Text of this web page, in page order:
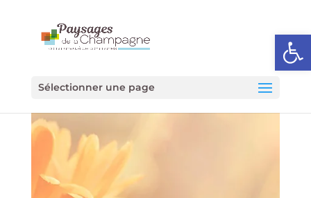
Ouvrir
Sélectionner une page